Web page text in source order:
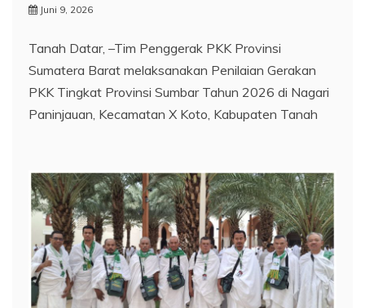
Juni 9, 2026
Tanah Datar, –Tim Penggerak PKK Provinsi
Sumatera Barat melaksanakan Penilaian Gerakan
PKK Tingkat Provinsi Sumbar Tahun 2026 di Nagari
Paninjauan, Kecamatan X Koto, Kabupaten Tanah